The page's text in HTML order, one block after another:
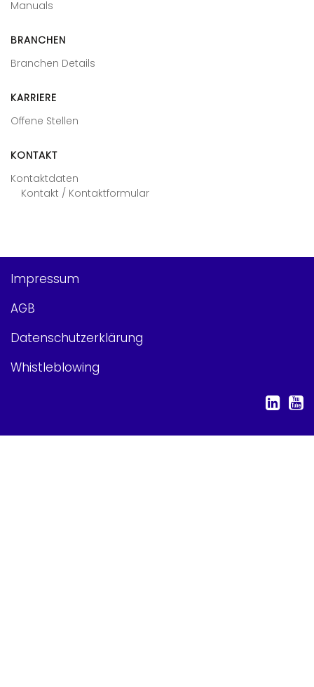
Manuals
BRANCHEN
Branchen Details
KARRIERE
Offene Stellen
KONTAKT
Kontaktdaten
Kontakt / Kontaktformular
Impressum
AGB
Datenschutzerklärung
Whistleblowing